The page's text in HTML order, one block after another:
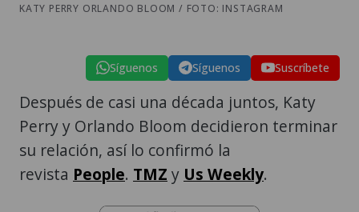
KATY PERRY ORLANDO BLOOM / FOTO: INSTAGRAM
Síguenos Síguenos Suscríbete
Después de casi una década juntos, Katy
Perry y Orlando Bloom decidieron terminar
su relación, así lo confirmó la
revista People. TMZ y Us Weekly.